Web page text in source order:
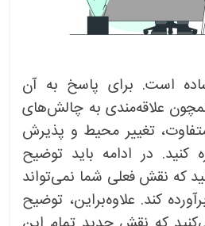
است. برای پاسخ به آن
علاقه‌مندی به چالش‌های
تغییر محیط و پذیرش
کنید. در ادامه باید توضیح
که نقش فعلی شما نمی‌تواند
کند. علاوه‌براین، توضیح